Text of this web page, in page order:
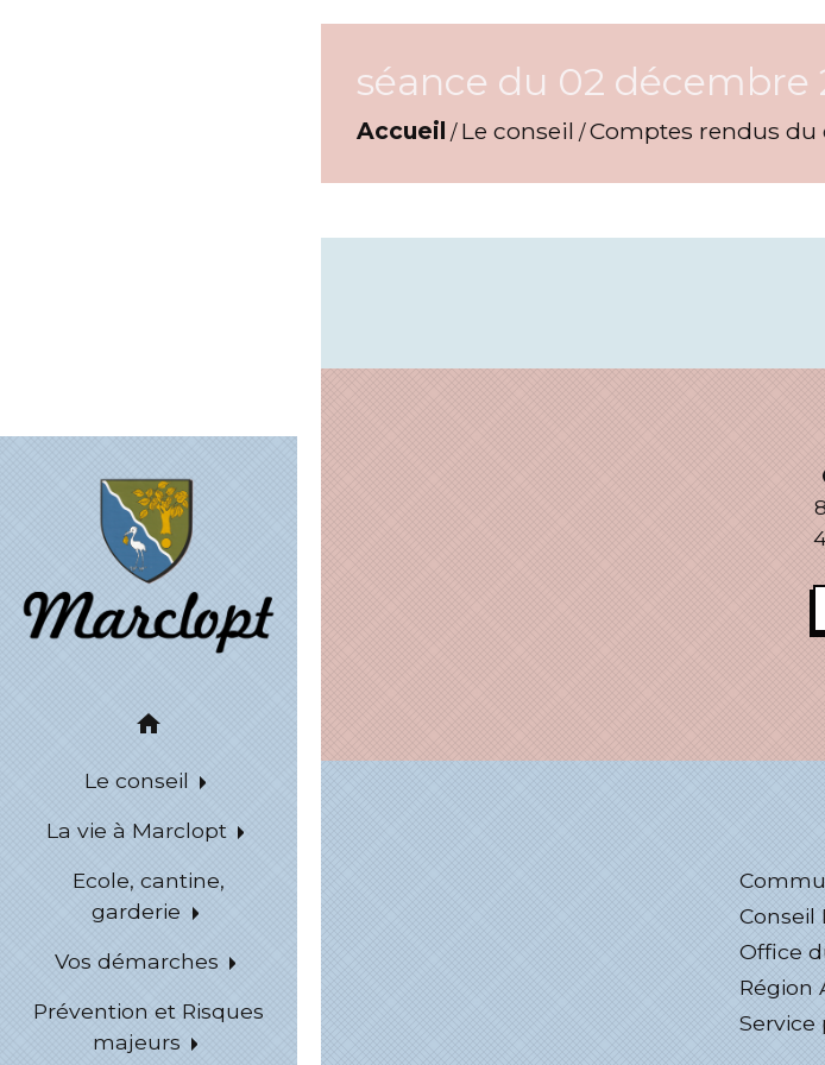
home
Le conseil
La vie à Marclopt
Ecole, cantine,
garderie
Vos démarches
Prévention et Risques
majeurs
séance du 02 décembre
Accueil / Le conseil /Comptes rendus du
Office
Région
Service